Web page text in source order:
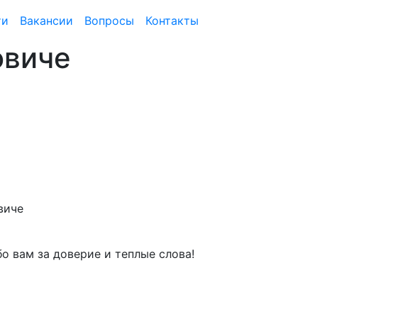
Вакансии Вопросы Контакты
вам за доверие и теплые слова!